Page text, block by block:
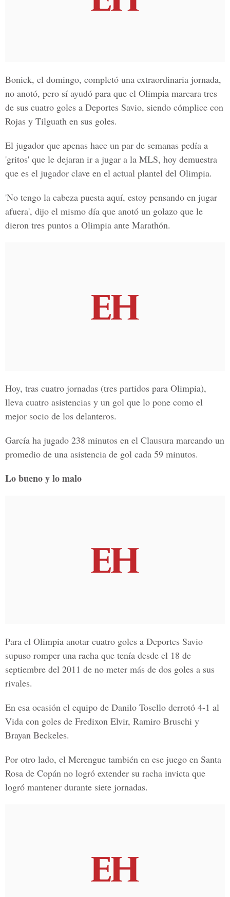
Boniek, el domingo, completó una extraordinaria jornada,
no anotó, pero sí ayudó para que el Olimpia marcara tres
de sus cuatro goles a Deportes Savio, siendo cómplice con
Rojas y Tilguath en sus goles.
El jugador que apenas hace un par de semanas pedía a
'gritos' que le dejaran ir a jugar a la MLS, hoy demuestra
que es el jugador clave en el actual plantel del Olimpia.
'No tengo la cabeza puesta aquí, estoy pensando en jugar
afuera', dijo el mismo día que anotó un golazo que le
dieron tres puntos a Olimpia ante Marathón.
Hoy, tras cuatro jornadas (tres partidos para Olimpia),
lleva cuatro asistencias y un gol que lo pone como el
mejor socio de los delanteros.
García ha jugado 238 minutos en el Clausura marcando un
promedio de una asistencia de gol cada 59 minutos.
Lo bueno y lo malo
Para el Olimpia anotar cuatro goles a Deportes Savio
supuso romper una racha que tenía desde el 18 de
septiembre del 2011 de no meter más de dos goles a sus
rivales.
En esa ocasión el equipo de Danilo Tosello derrotó 4-1 al
Vida con goles de Fredixon Elvir, Ramiro Bruschi y
Brayan Beckeles.
Por otro lado, el Merengue también en ese juego en Santa
Rosa de Copán no logró extender su racha invicta que
logró mantener durante siete jornadas.